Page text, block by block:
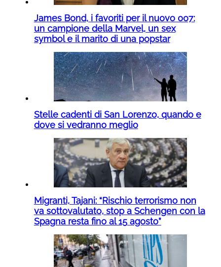
James Bond, i favoriti per il nuovo 007:
un campione della Marvel, un sex
symbol e il marito di una popstar
Stelle cadenti di San Lorenzo, quando e
dove si vedranno meglio
Migranti, Tajani: “Rischio terrorismo non
va sottovalutato, stop a Schengen con la
Spagna resta fino al 15 agosto”